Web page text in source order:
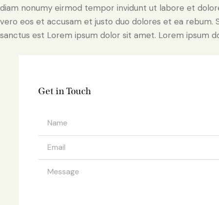
diam nonumy eirmod tempor invidunt ut labore et
vero eos et accusam et justo duo dolores et ea rebum.
sanctus est Lorem ipsum dolor sit amet. Lorem ipsum
Get in Touch